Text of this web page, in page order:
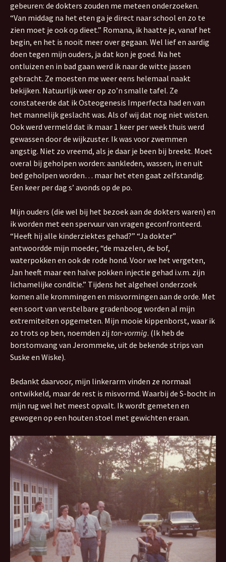
gebeuren: de dokters zouden me meteen onderzoeken.
“Van middag na het eten ga je direct naar school en zo te
zien moet je ook op dieet.” Romana, ik haatte je, vanaf het
begin, en het is nooit meer over gegaan. Wel lief en aardig
doen tegen mijn ouders, ja dat kon je goed. Na het
ontluizen en in bad gaan werd ik naar de witte jassen
gebracht. Ze moesten me weer eens helemaal naakt
bekijken. Natuurlijk weer op zo’n smalle tafel. Ze
constateerde dat ik Osteogenesis Imperfecta had en van
het mannelijk geslacht was. Als of wij dat nog niet wisten.
Ook werd vermeld dat ik maar 1 keer per week thuis werd
gewassen door de wijkzuster. Ik was voor zwemmen
angstig. Niet zo vreemd, als je daar je been bij breekt. Moet
overal bij geholpen worden: aankleden, wassen, in en uit
bed geholpen worden… maar het eten gaat zelfstandig.
Een keer per dag s’ avonds op de po.
Mijn ouders (die wel bij het bezoek aan de dokters waren) en
ik worden met een spervuur van vragen geconfronteerd.
“Heeft hij alle kinderziektes gehad?” “Ja dokter”
antwoordde mijn moeder, “de mazelen, de bof,
waterpokken en ook de rode hond. Voor we het vergeten,
Jan heeft maar een halve pokken injectie gehad i.v.m. zijn
lichamelijke conditie.” Tijdens het algeheel onderzoek
komen alle krommingen en misvormingen aan de orde. Met
een soort van verstelbare gradenboog worden al mijn
extremiteiten opgemeten. Mijn mooie kippenborst, waar ik
zo trots op ben, noemden zij ton-vormig. (Ik heb de
borstomvang van Jerommeke, uit de bekende strips van
Suske en Wiske).
Bedankt daarvoor, mijn linkerarm vinden ze normaal
ontwikkeld, maar de rest is misvormd. Waarbij de S-bocht in
mijn rug wel het meest opvalt. Ik wordt gemeten en
gewogen op een houten stoel met gewichten eraan.